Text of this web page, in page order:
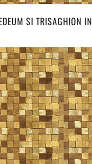
SI TRISAGHION IN